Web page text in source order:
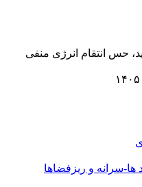
حس انتقام انرژی منفی
ها-سرانه و ریزفضاها